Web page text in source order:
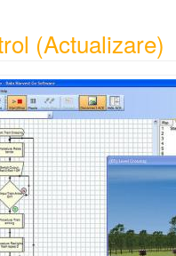
(Actualizare)